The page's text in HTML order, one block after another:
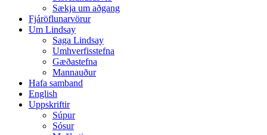
Sækja um aðgang
Fjáröflunarvörur
Um Lindsay
Saga Lindsay
Umhverfisstefna
Gæðastefna
Mannauður
Hafa samband
English
Uppskriftir
Súpur
Sósur